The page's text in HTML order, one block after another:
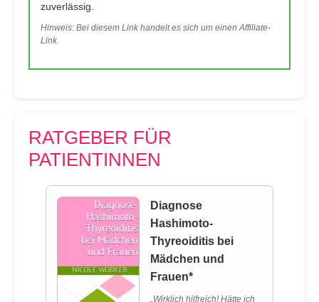
zuverlässig.
Hinweis: Bei diesem Link handelt es sich um einen Affiliate-
Link.
RATGEBER FÜR
PATIENTINNEN
Diagnose
Hashimoto-
Thyreoiditis bei
Mädchen und
Frauen*
„Wirklich hilfreich! Hätte ich